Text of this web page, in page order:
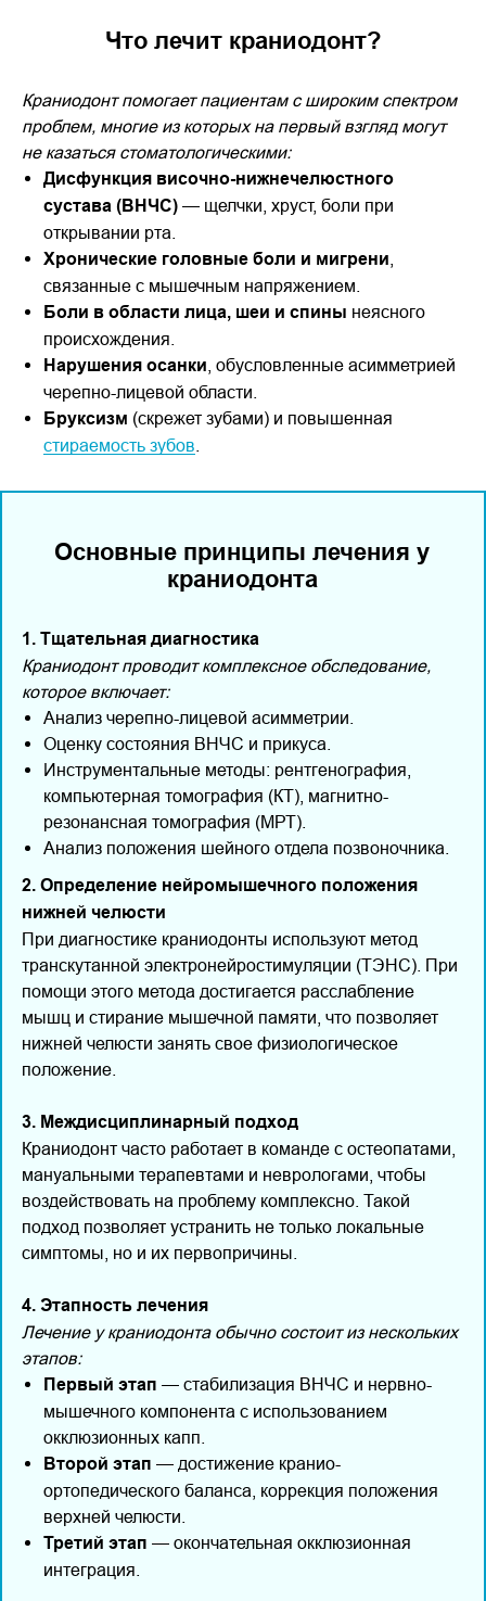
Что лечит краниодонт?
Краниодонт помогает пациентам с широким спектром
проблем, многие из которых на первый взгляд могут
не казаться стоматологическими:
Дисфункция височно-нижнечелюстного
сустава (ВНЧС) — щелчки, хруст, боли при
открывании рта.
Хронические головные боли и мигрени
связанные с мышечным напряжением.
Боли в области лица, шеи и спины неясного
происхождения.
Нарушения осанки , обусловленные асимметрией
черепно-лицевой области.
Бруксизм (скрежет зубами) и повышенная
стираемость зубов
Основные принципы лечения у
краниодонта
1. Тщательная диагностика
Краниодонт проводит комплексное обследование,
которое включает:
Анализ черепно-лицевой асимметрии.
Оценку состояния ВНЧС и прикуса.
Инструментальные методы: рентгенография,
компьютерная томография (КТ), магнитно-
резонансная томография (МРТ).
Анализ положения шейного отдела позвоночника.
2. Определение нейромышечного положения
нижней челюсти
При диагностике краниодонты используют метод
транскутанной электронейростимуляции (ТЭНС). При
помощи этого метода достигается расслабление
мышц и стирание мышечной памяти, что позволяет
нижней челюсти занять свое физиологическое
положение.
3. Междисциплинарный подход
Краниодонт часто работает в команде с остеопатами,
мануальными терапевтами и неврологами, чтобы
воздействовать на проблему комплексно. Такой
подход позволяет устранить не только локальные
симптомы, но и их первопричины.
4. Этапность лечения
Лечение у краниодонта обычно состоит из нескольких
этапов:
Первый этап — стабилизация ВНЧС и нервно-
мышечного компонента с использованием
окклюзионных капп.
Второй этап — достижение кранио-
ортопедического баланса, коррекция положения
верхней челюсти.
Третий этап — окончательная окклюзионная
интеграция.